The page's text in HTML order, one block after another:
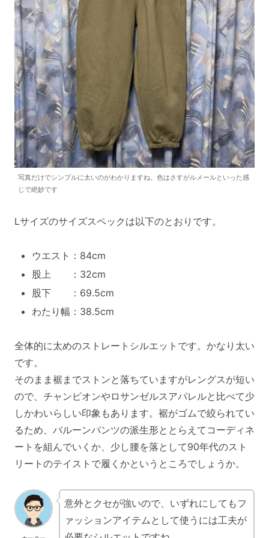
写真だけでシンプルに太いのがわかりますね。色はさすがルメールといった感
じで絶妙です
Lサイズのサイズスペックは以下のとおりです。
ウエスト：84cm
股上 ：32cm
股下 ：69.5cm
わたり幅：38.5cm
全体的に太めのストレートシルエットです。かなり太い
です。
そのまま裾までストンと落ちていますがレングスが短い
ので、チャンピオンやロサンゼルスアパレルと比べて少
しかわいらしい印象もあります。裾がゴムで絞られてい
るため、バルーンパンツの派生形ととらえてコーディネ
ートを組んでいくか、少し腰を落として90年代のスト
リートのテイストで履くかというところでしょうか。
意外とクセが強いので、いずれにしてもフ
ァッションアイテムとして使うには工夫が